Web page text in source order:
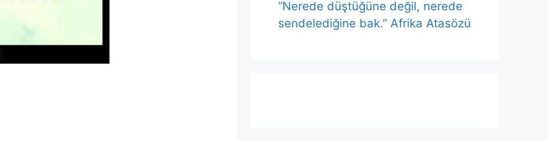
“Nerede düştüğüne değil, nerede
sendelediğine bak.” Afrika Atasözü